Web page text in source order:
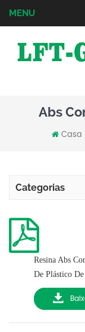
MENU
Abs
Casa
Categorias
Resina Abs
De Plástico